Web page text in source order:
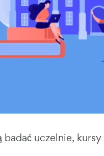
badać uczelnie,